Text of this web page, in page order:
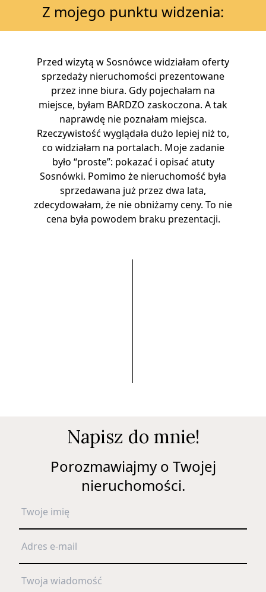
Z mojego punktu widzenia:
Przed wizytą w Sosnówce widziałam oferty
sprzedaży nieruchomości prezentowane
przez inne biura. Gdy pojechałam na
miejsce, byłam BARDZO zaskoczona. A tak
naprawdę nie poznałam miejsca.
Rzeczywistość wyglądała dużo lepiej niż to,
co widziałam na portalach. Moje zadanie
było “proste”: pokazać i opisać atuty
Sosnówki. Pomimo że nieruchomość była
sprzedawana już przez dwa lata,
zdecydowałam, że nie obniżamy ceny. To nie
cena była powodem braku prezentacji.
Napisz do mnie!
Porozmawiajmy o Twojej
nieruchomości.